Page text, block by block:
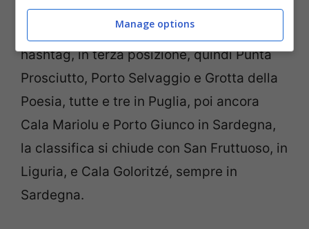
Sardegna, con 75.277 hashtag, seguono la
Baia del Silenzioin Liguria, con 40.300
hashtag, in terza posizione, quindi Punta
Prosciutto, Porto Selvaggio e Grotta della
Poesia, tutte e tre in Puglia, poi ancora
Cala Mariolu e Porto Giunco in Sardegna,
la classifica si chiude con San Fruttuoso, in
Liguria, e Cala Goloritzé, sempre in
Sardegna.
Manage options